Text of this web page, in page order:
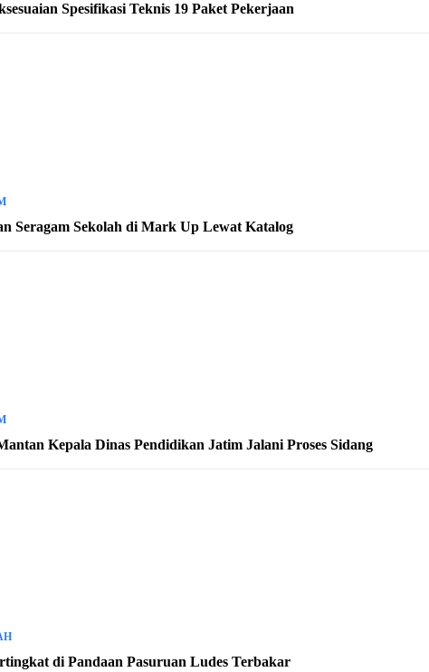
Spesifikasi Teknis 19 Paket Pekerjaan
Seragam Sekolah di Mark Up Lewat Katalog
Kepala Dinas Pendidikan Jatim Jalani Proses Sidang
di Pandaan Pasuruan Ludes Terbakar